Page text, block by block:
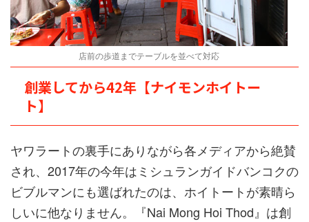
店前の歩道までテーブルを並べて対応
創業してから42年【ナイモンホイトー
ト】
ヤワラートの裏手にありながら各メディアから絶賛
され、2017年の今年はミシュランガイドバンコクの
ビブルマンにも選ばれたのは、ホイトートが素晴ら
しいに他なりません。『Nai Mong Hoi Thod』は創